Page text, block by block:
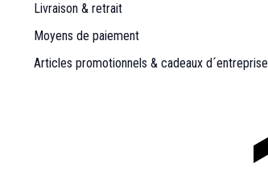
Livraison & retrait
Moyens de paiement
Articles promotionnels & cadeaux d´entreprise